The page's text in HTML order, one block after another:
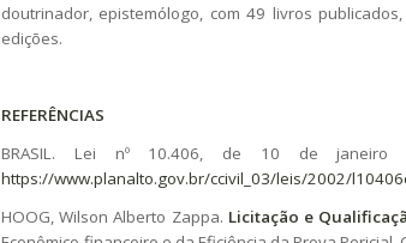
doutrinador, epistemólogo, com 49 livros
edições.
REFERÊNCIAS
BRASIL. Lei nº 10.406, de 10 de janeiro
https://www.planalto.gov.br/ccivil_03/leis/2002/
HOOG, Wilson Alberto Zappa. Licitação e